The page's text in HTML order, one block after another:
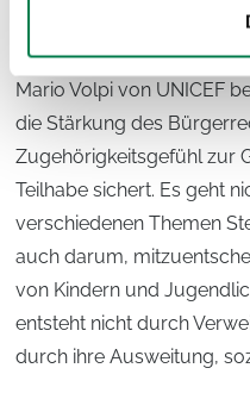
Mario Volpi von UNICEF
die Stärkung des
Zugehörigkeitsgefühl zur
Teilhabe sichert. Es geht
verschiedenen Themen
auch darum,
von Kindern und
entsteht nicht durch
durch ihre Ausweitung,